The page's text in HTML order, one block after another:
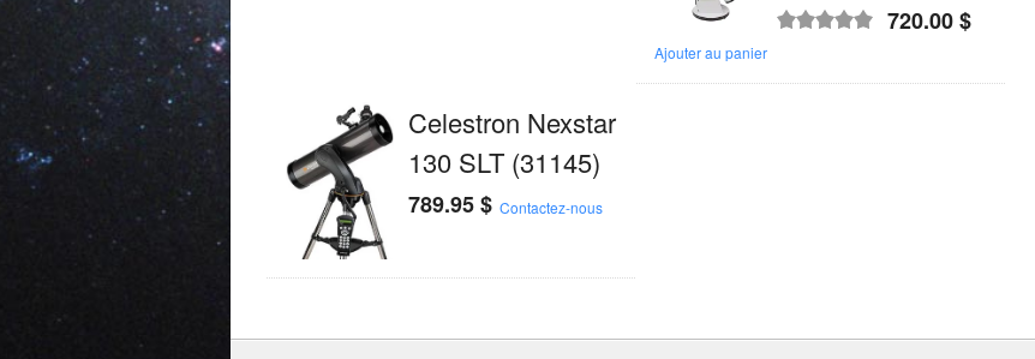
720.00$
Ajouter au panier
Celestron Nexstar
130 SLT (31145)
789.95$ Contactez-nous